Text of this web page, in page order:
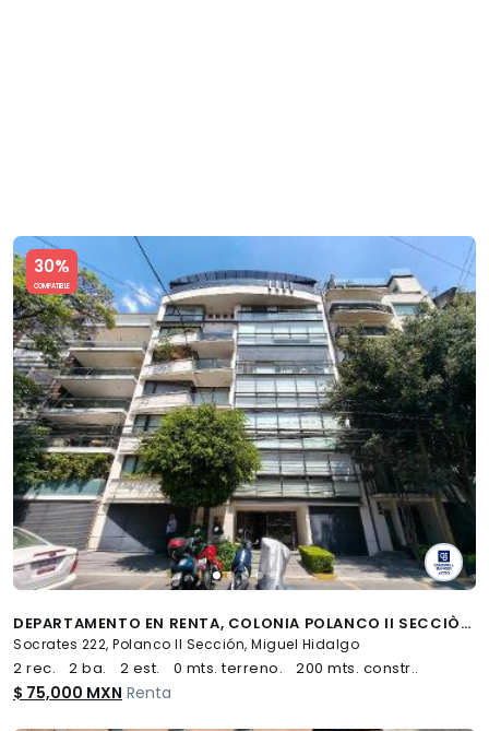
30%
COMPATIBLE
Slide 1 of 5
DEPARTAMENTO EN RENTA, COLONIA POLANCO II SECCIÒN. MIGUEL HIDALGO
Socrates 222, Polanco II Sección, Miguel Hidalgo
2 rec. 2 ba. 2 est. 0 mts. terreno. 200 mts. constr..
$ 75,000 MXN Renta